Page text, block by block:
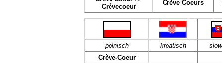
Crèvecoeur
Crève Coeurs
polnisch kroatisch
Crève-Coeur